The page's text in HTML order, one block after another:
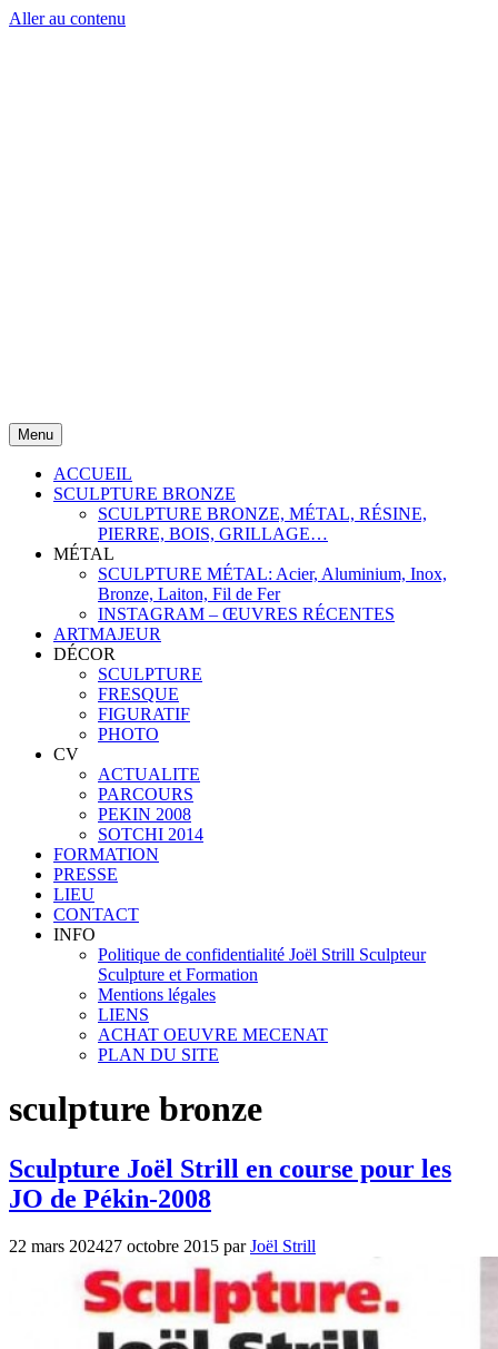
Aller au contenu
Menu
ACCUEIL
SCULPTURE BRONZE
SCULPTURE BRONZE, MÉTAL, RÉSINE,
PIERRE, BOIS, GRILLAGE…
MÉTAL
SCULPTURE MÉTAL: Acier, Aluminium, Inox,
Bronze, Laiton, Fil de Fer
INSTAGRAM – ŒUVRES RÉCENTES
ARTMAJEUR
DÉCOR
SCULPTURE
FRESQUE
FIGURATIF
PHOTO
CV
ACTUALITE
PARCOURS
PEKIN 2008
SOTCHI 2014
FORMATION
PRESSE
LIEU
CONTACT
INFO
Politique de confidentialité Joël Strill Sculpteur
Sculpture et Formation
Mentions légales
LIENS
ACHAT OEUVRE MECENAT
PLAN DU SITE
sculpture bronze
Sculpture Joël Strill en course pour les
JO de Pékin-2008
22 mars 202427 octobre 2015 parJoël Strill